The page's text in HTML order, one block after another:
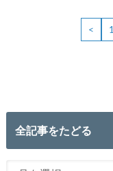
< 1
全記事をたどる